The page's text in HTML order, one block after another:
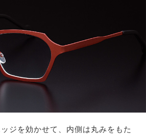
ジを効かせて、内側は丸みをもた